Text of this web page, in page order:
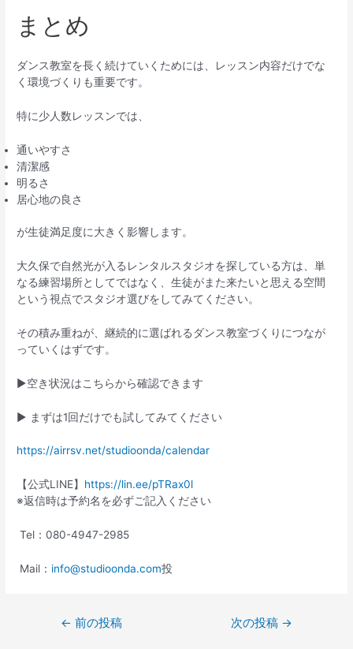
まとめ
ダンス教室を長く続けていくためには、レッスン内容だけでな
く環境づくりも重要です。
特に少人数レッスンでは、
通いやすさ
清潔感
明るさ
居心地の良さ
が生徒満足度に大きく影響します。
大久保で自然光が入るレンタルスタジオを探している方は、単
なる練習場所としてではなく、生徒がまた来たいと思える空間
という視点でスタジオ選びをしてみてください。
その積み重ねが、継続的に選ばれるダンス教室づくりにつなが
っていくはずです。
▶︎空き状況はこちらから確認できます
▶︎ まずは1回だけでも試してみてください
https://airrsv.net/studioonda/calendar
【公式LINE】 https://lin.ee/pTRax0l
※返信時は予約名を必ずご記入ください
Tel：080-4947-2985
Mail： info@studioonda.com投
← 前の投稿 次の投稿 →